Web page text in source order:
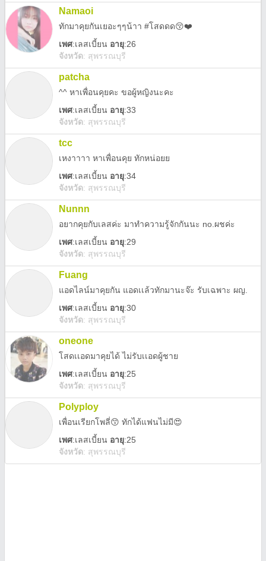
Namaoi
ทักมาคุยกันเยอะๆๆน้าา #โสดดด😚❤️
เพศ:เลสเบี้ยน อายุ:26
จังหวัด: สุพรรณบุรี
patcha
^^ หาเพื่อนคุยคะ ขอผู้หญิงนะคะ
เพศ:เลสเบี้ยน อายุ:33
จังหวัด: สุพรรณบุรี
tcc
เหงาาาา หาเพื่อนคุย ทักหน่อยย
เพศ:เลสเบี้ยน อายุ:34
จังหวัด: สุพรรณบุรี
Nunnn
อยากคุยกับเลสค่ะ มาทำความรู้จักกันนะ no.ผชค่ะ
เพศ:เลสเบี้ยน อายุ:29
จังหวัด: สุพรรณบุรี
Fuang
แอดไลน์มาคุยกัน แอดเเล้วทักมานะจ๊ะ รับเฉพาะ ผญ.
เพศ:เลสเบี้ยน อายุ:30
จังหวัด: สุพรรณบุรี
oneone
โสดเเอดมาคุยได้ ไม่รับเเอดผู้ชาย
เพศ:เลสเบี้ยน อายุ:25
จังหวัด: สุพรรณบุรี
Polyploy
เพื่อนเรียกโพลี่😙 ทักได้แฟนไม่มี😍
เพศ:เลสเบี้ยน อายุ:25
จังหวัด: สุพรรณบุรี